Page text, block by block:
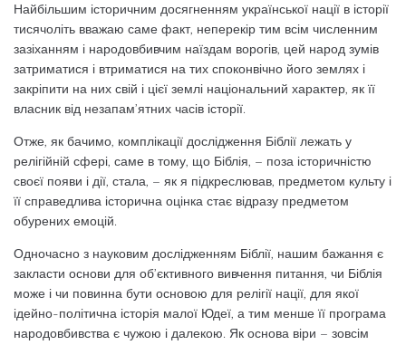
Найбільшим історичним досягненням української нації в історії
тисячоліть вважаю саме факт, неперекір тим всім численним
зазіханням і народовбивчим наїздам ворогів, цей народ зумів
затриматися і втриматися на тих споконвічно його землях і
закріпити на них свій і цієї землі національний характер, як її
власник від незапам’ятних часів історії.
Отже, як бачимо, комплікації дослідження Біблії лежать у
релігійній сфері, саме в тому, що Біблія, – поза історичністю
своєї появи і дії, стала, – як я підкреслював, предметом культу і
її справедлива історична оцінка стає відразу предметом
обурених емоцій.
Одночасно з науковим дослідженням Біблії, нашим бажання є
закласти основи для об’єктивного вивчення питання, чи Біблія
може і чи повинна бути основою для релігії нації, для якої
ідейно-політична історія малої Юдеї, а тим менше її програма
народовбивства є чужою і далекою. Як основа віри – зовсім